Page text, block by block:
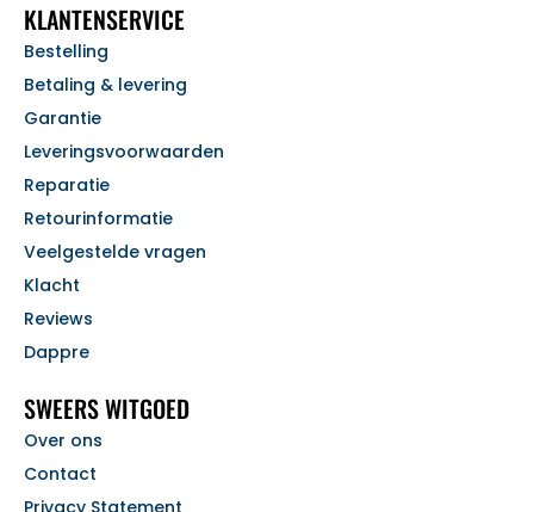
KLANTENSERVICE
Bestelling
Betaling & levering
Garantie
Leveringsvoorwaarden
Reparatie
Retourinformatie
Veelgestelde vragen
Klacht
Reviews
Dappre
SWEERS WITGOED
Over ons
Contact